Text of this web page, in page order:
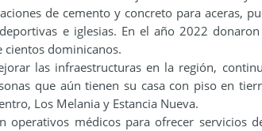
de cemento y concreto para aceras,
e iglesias. En el año 2022
cientos dominicanos.
las infraestructuras en la región,
que aún tienen su casa con piso en
Los Melania y Estancia Nueva.
operativos médicos para ofrecer servicios